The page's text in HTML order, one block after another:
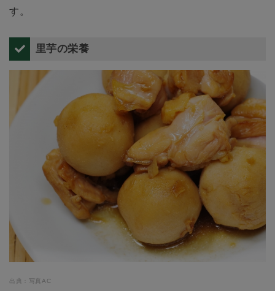
す。
里芋の栄養
出典：写真AC